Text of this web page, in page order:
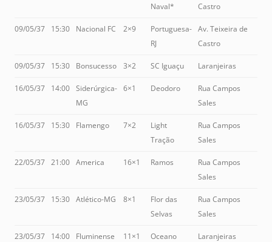
Naval*
Castro
09/05/37 15:30 Nacional FC 2×9
Portuguesa-
RJ
Av. Teixeira de
Castro
09/05/37 15:30 Bonsucesso 3×2 SC Iguaçu Laranjeiras
16/05/37 14:00 Siderúrgica-
MG
6×1 Deodoro
Rua Campos
Sales
16/05/37 15:30 Flamengo 7×2
Light
Tração
Rua Campos
Sales
22/05/37 21:00 America 16×1 Ramos
Rua Campos
Sales
23/05/37 15:30 Atlético-MG 8×1
Flor das
Selvas
Rua Campos
Sales
23/05/37 14:00 Fluminense 11×1 Oceano Laranjeiras